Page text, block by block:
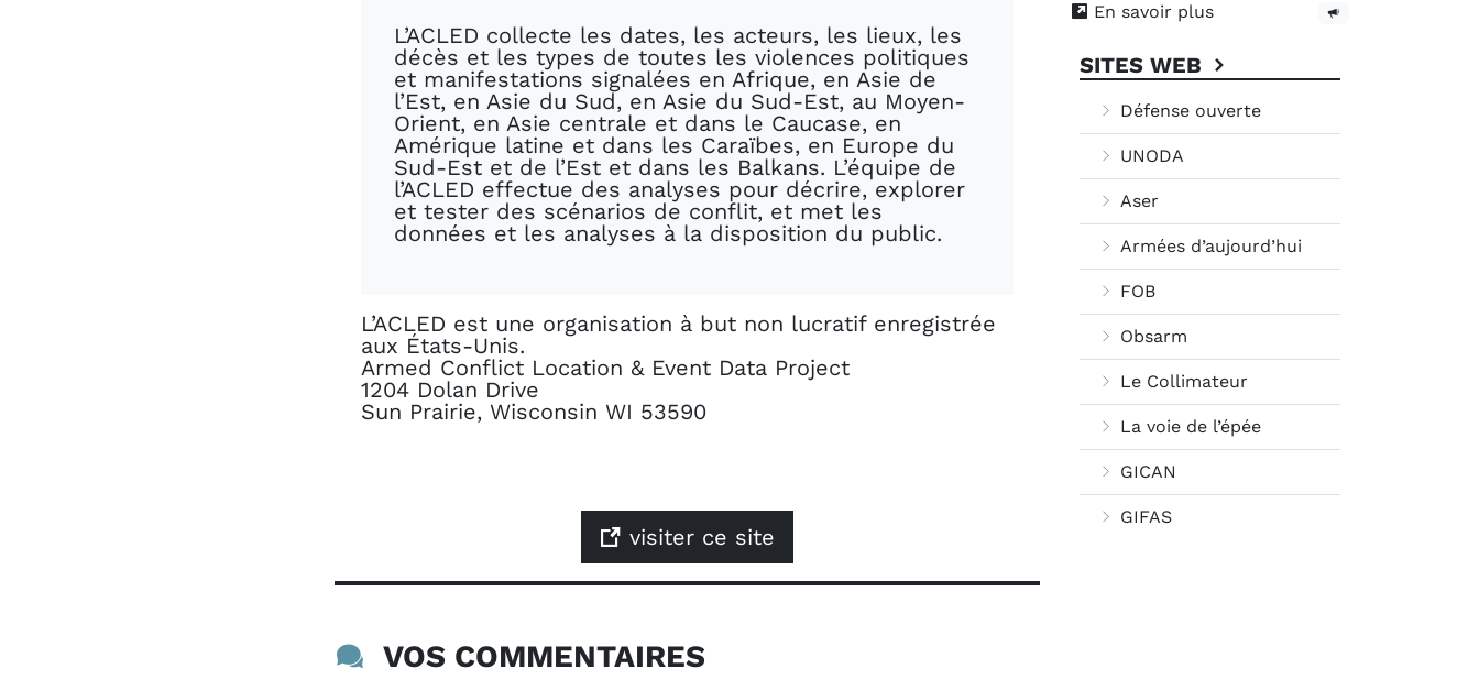
L’ACLED collecte les dates, les acteurs, les lieux, les
décès et les types de toutes les violences politiques
et manifestations signalées en Afrique, en Asie de
l’Est, en Asie du Sud, en Asie du Sud-Est, au Moyen-
Orient, en Asie centrale et dans le Caucase, en
Amérique latine et dans les Caraïbes, en Europe du
Sud-Est et de l’Est et dans les Balkans. L’équipe de
l’ACLED effectue des analyses pour décrire, explorer
et tester des scénarios de conflit, et met les
données et les analyses à la disposition du public.
L’ACLED est une organisation à but non lucratif enregistrée
aux États-Unis.
Armed Conflict Location & Event Data Project
1204 Dolan Drive
Sun Prairie, Wisconsin WI 53590
visiter ce site
VOS COMMENTAIRES
En savoir plus
SITES WEB
Défense ouverte
UNODA
Aser
Armées d’aujourd’hui
FOB
Obsarm
Le Collimateur
La voie de l’épée
GICAN
GIFAS